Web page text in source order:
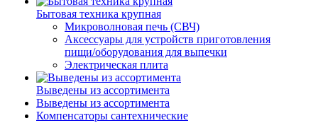
Бытовая техника крупная
Микроволновая печь (СВЧ)
Аксессуары для устройств приготовления
пищи/оборудования для выпечки
Электрическая плита
Выведены из ассортимента
Выведены из ассортимента
Компенсаторы сантехнические